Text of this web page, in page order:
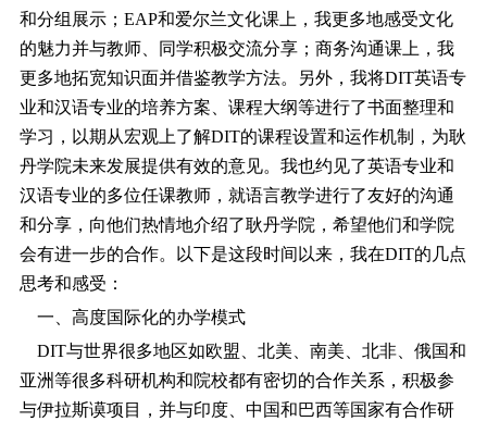
和分组展示；EAP和爱尔兰文化课上，我更多地感受文化
的魅力并与教师、同学积极交流分享；商务沟通课上，我
更多地拓宽知识面并借鉴教学方法。另外，我将DIT英语专
业和汉语专业的培养方案、课程大纲等进行了书面整理和
学习，以期从宏观上了解DIT的课程设置和运作机制，为耿
丹学院未来发展提供有效的意见。我也约见了英语专业和
汉语专业的多位任课教师，就语言教学进行了友好的沟通
和分享，向他们热情地介绍了耿丹学院，希望他们和学院
会有进一步的合作。以下是这段时间以来，我在DIT的几点
思考和感受：
一、高度国际化的办学模式
DIT与世界很多地区如欧盟、北美、南美、北非、俄国和
亚洲等很多科研机构和院校都有密切的合作关系，积极参
与伊拉斯谟项目，并与印度、中国和巴西等国家有合作研